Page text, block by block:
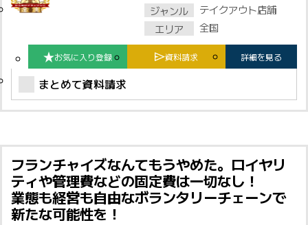
掲載オーナーマイページ
個人情報保護方針
ジャンル
テイクアウト店舗
エリア
全国
お気に入り登録 資料請求 詳細を見る
まとめて資料請求
フランチャイズなんてもうやめた。ロイヤリ
ティや管理費などの固定費は一切なし！
業態も経営も自由なボランタリーチェーンで
新たな可能性を！